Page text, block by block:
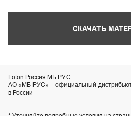
СКАЧАТЬ
Foton Россия МБ РУС
АО «МБ РУС» – официальный
в России